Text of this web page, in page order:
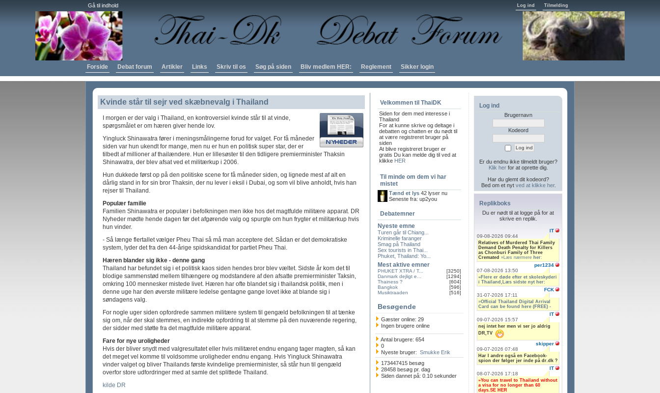
Gå til indhold Log ind Tilmelding
Forside Debat forum Artikler Links Skriv til os Søg på siden Bliv medlem HER: Reglement Sikker login
Kvinde står til sejr ved skæbnevalg i Thailand
I morgen er der valg i Thailand, en kontroversiel kvinde står til at vinde,
spørgsmålet er om hæren giver hende lov.
Yingluck Shinawatra fører i meningsmålingerne forud for valget. For få måneder
siden var hun ukendt for mange, men nu er hun en politisk super star, der er
tilbedt af millioner af thailændere. Hun er lillesøster til den tidligere premierminister Thaksin
Shinawatra, der blev afsat ved et militærkup i 2006.
Hun dukkede først op på den politiske scene for få måneder siden, og lignede mest af alt en
dårlig stand in for sin bror Thaksin, der nu lever i eksil i Dubai, og som vil blive anholdt, hvis han
rejser til Thailand.
Populær familie
Familien Shinawatra er populær i befolkningen men ikke hos det magtfulde militære apparat. DR
Nyheder mødte hende dagen før det afgørende valg og spurgte om hun frygter et militærkup hvis
hun vinder.
- Så længe flertallet vælger Pheu Thai så må man acceptere det. Sådan er det demokratiske
system, lyder det fra den 44-årige spidskandidat for partiet Pheu Thai.
Hæren blander sig ikke - denne gang
Thailand har befundet sig i et politisk kaos siden hendes bror blev væltet. Sidste år kom det til
blodige sammenstød mellem tilhængere og modstandere af den afsatte premierminister Taksin,
omkring 100 mennesker mistede livet. Hæren har ofte blandet sig i thailandsk politik, men i
denne uge har den øverste militære ledelse gentagne gange lovet ikke at blande sig i
søndagens valg.
For nogle uger siden opfordrede sammen militære system til gengæld befolkningen til at tænke
sig om, når der skal stemmes, en indirekte opfordring til at stemme på den nuværende regering,
der sidder med støtte fra det magtfulde militære apparat.
Fare for nye uroligheder
Hvis der bliver snydt med valgresultatet eller hvis militæret endnu engang tager magten, så kan
det meget vel komme til voldsomme uroligheder endnu engang. Hvis Yingluck Shinawatra
vinder valget og bliver Thailands første kvindelige premierminister, så står hun til gengæld
overfor store udfordringer med at samle det splittede Thailand.
kilde DR
Velkommen til ThaiDK
Siden for dem med interesse i
Thailand
For at kunne skrive og deltage i
debatten og chatten er du nødt til
at være registreret bruger på
siden
At blive registreret bruger er
gratis Du kan melde dig til ved at
klikke HER
Til minde om dem vi har
mistet
Tænd et lys 42 lyser nu
Seneste fra: up2you
Debatemner
Nyeste emne
Turen går til Chiang...
Kriminelle faranger
Smag på Thailand
Sex tourists in Thai...
Phuket, Thailand: Yo...
Mest aktive emner
PHUKET XTRA / T...
[3250]
Danmark dejligt e...
[1294]
Thainess ?
[604]
Bangkok
[596]
Musiktraaden
[516]
Besøgende
Gæster online: 29
Ingen brugere online
Antal brugere: 654
0
Nyeste bruger: Smukke Erik
173447415 besøg
28458 besøg pr. dag
Siden dannet på: 0.10 sekunder
Log ind
Brugernavn
Kodeord
Er du endnu ikke tilmeldt bruger?
Klik her for at oprette dig.
Har du glemt dit kodeord?
Bed om et nyt ved at klikke her.
Replikboks
Du er nødt til at logge på for at
skrive en replik.
IT
09-08-2026 09:44
Relatives of Murdered Thai Family
Demand Death Penalty for Killers
as Chonburi Family of Three
Cremated »Læs nærmere her:
per1234
07-08-2026 13:50
»Flere er døde efter et skoleskyderi
i Thailand,Læs sidste nyt her:
FCK
31-07-2026 17:11
»Official Thailand Digital Arrival
Card can be found here (FREE) -
IT
09-07-2026 15:57
nej intet her men vi ser jo aldrig
DR,TV
skipper
09-07-2026 07:48
Har I andre også en Facebook-
spion der følger jer inde på dr.dk ?
IT
08-07-2026 17:18
»You can travel to Thailand without
a visa for no longer than 60
days.SE HER